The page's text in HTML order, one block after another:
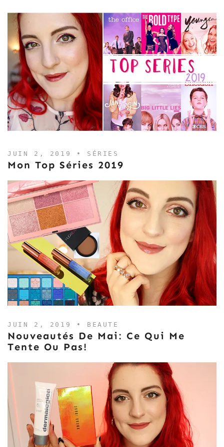
JUIN 2, 2019 • SÉRIES
Mon Top Séries 2019
JUIN 2, 2019 • BEAUTE
Nouveautés De Mai: Ce Qui Me
Tente Ou Pas!